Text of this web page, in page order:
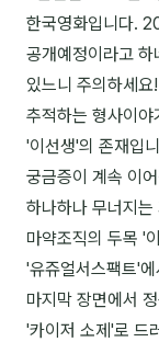
조은아
진나하
최지혜
홍은표
후기
대면교육 후기
한국영화입니다.
공개예정이라고
있느니 주의하세
추적하는 형사이
'이선생'의 존재입
궁금증이 계속 이
하나하나 무너지
마약조직의 두목 '
'유쥬얼서스팩트'
마지막 장면에서
'카이저 소제'로 드